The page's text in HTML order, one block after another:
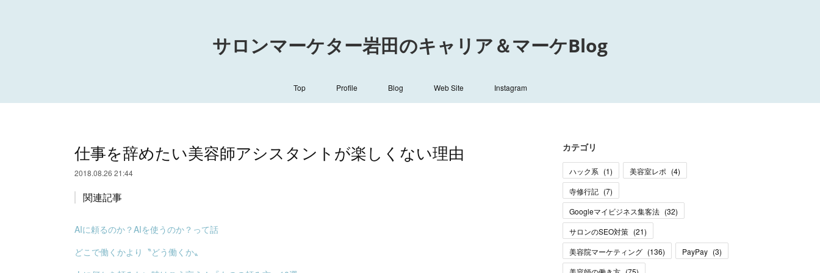
サロンマーケター岩田のキャリア＆マーケBlog
Top Profile Blog Web Site Instagram
仕事を辞めたい美容師アシスタントが楽しくない理由
2018.08.26 21:44
関連記事
AIに頼るのか？AIを使うのか？って話
どこで働くかより〝どう働くか〟
カテゴリ
ハック系 (1) 美容室レポ (4)
寺修行記 (7)
Googleマイビジネス集客法 (32)
サロンのSEO対策 (21)
美容院マーケティング (136) PayPay (3)